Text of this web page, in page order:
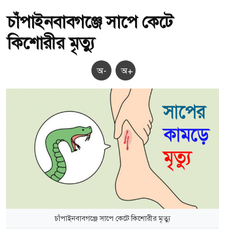
চাঁপাইনবাবগঞ্জে সাপে কেটে
কিশোরীর মৃত্যু
অ- অ+
চাঁপাইনবাবগঞ্জে সাপে কেটে কিশোরীর মৃত্যু